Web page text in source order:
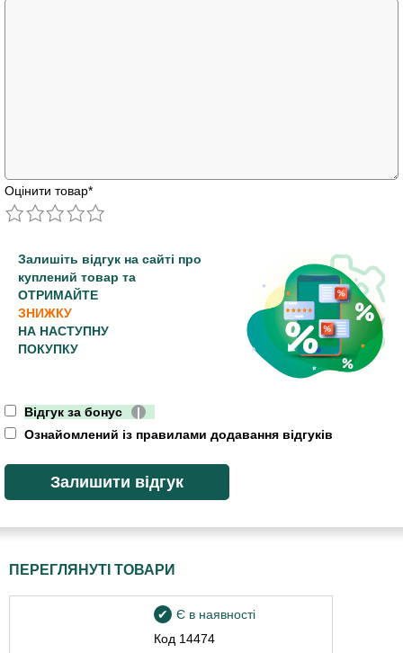
Оцінити товар*
Залишіть відгук на сайті про
куплений товар та
ОТРИМАЙТЕ
ЗНИЖКУ
НА НАСТУПНУ
ПОКУПКУ
Відгук за бонус
|
Ознайомлений із правилами додавання відгуків
ПЕРЕГЛЯНУТІ ТОВАРИ
Код 14474
Є в наявності